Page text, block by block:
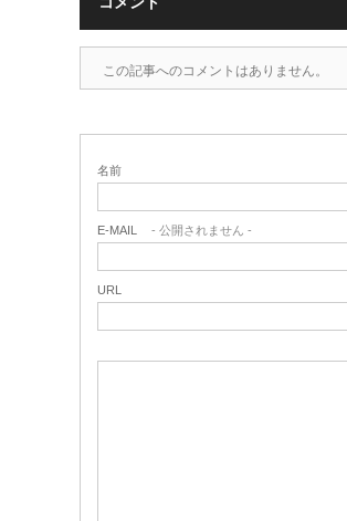
この記事へのコメントはありません。
名前
E-MAIL - 公開されません -
URL